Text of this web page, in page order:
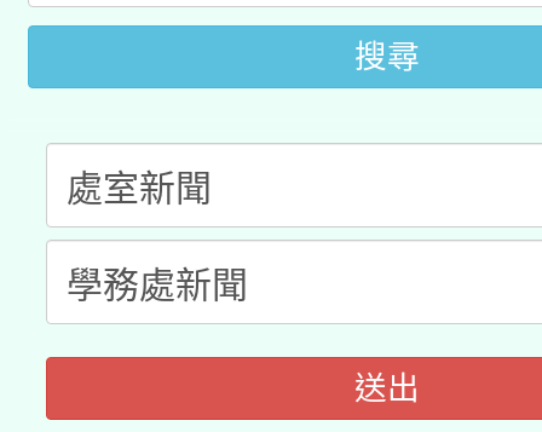
開 智慧啟航」搜尋
送出